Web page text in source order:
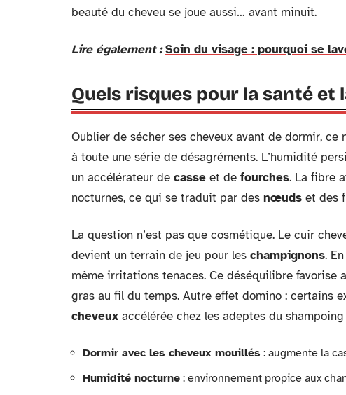
beauté du cheveu se joue aussi… avant minuit.
Lire également : Soin du visage : pourquoi se
Quels risques pour la santé et
Oublier de sécher ses cheveux avant de dormir,
à toute une série de désagréments. L’humidité
un accélérateur de casse et de fourches. La fibre
nocturnes, ce qui se traduit par des nœuds et des
La question n’est pas que cosmétique. Le cuir
devient un terrain de jeu pour les champignons.
même irritations tenaces. Ce déséquilibre favorise
gras au fil du temps. Autre effet domino : certains
cheveux accélérée chez les adeptes du
Dormir avec les cheveux mouillés : augmente la
Humidité nocturne : environnement propice aux